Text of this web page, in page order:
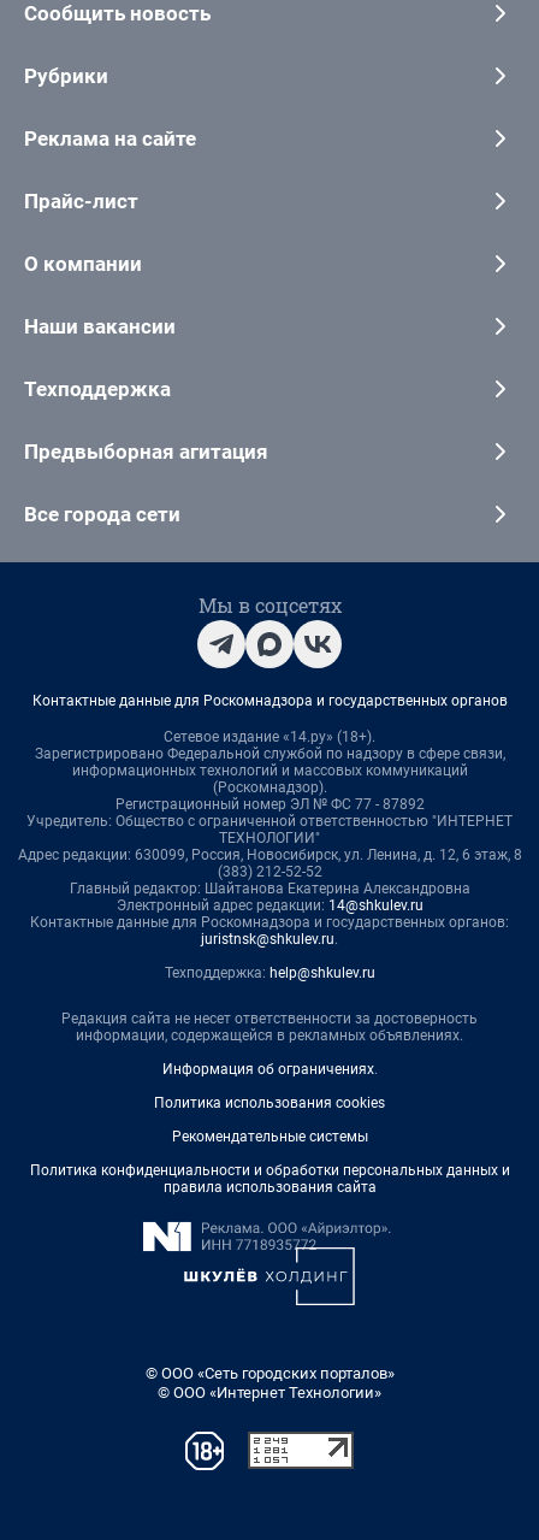
Сообщить новость
Рубрики
Реклама на сайте
Прайс-лист
О компании
Наши вакансии
Техподдержка
Предвыборная агитация
Все города сети
Мы в соцсетях
Контактные данные для Роскомнадзора и государственных органов
Сетевое издание «14.ру» (18+).
Зарегистрировано Федеральной службой по надзору в сфере связи,
информационных технологий и массовых коммуникаций
(Роскомнадзор).
Регистрационный номер ЭЛ № ФС 77 - 87892
Учредитель: Общество с ограниченной ответственностью "ИНТЕРНЕТ
ТЕХНОЛОГИИ"
Адрес редакции: 630099, Россия, Новосибирск, ул. Ленина, д. 12, 6 этаж, 8
(383) 212-52-52
Главный редактор: Шайтанова Екатерина Александровна
Электронный адрес редакции: 14@shkulev.ru
Контактные данные для Роскомнадзора и государственных органов:
juristnsk@shkulev.ru.
Техподдержка: help@shkulev.ru
Редакция сайта не несет ответственности за достоверность
информации, содержащейся в рекламных объявлениях.
Информация об ограничениях.
Политика использования cookies
Рекомендательные системы
Политика конфиденциальности и обработки персональных данных и
правила использования сайта
© ООО «Сеть городских порталов»
© ООО «Интернет Технологии»